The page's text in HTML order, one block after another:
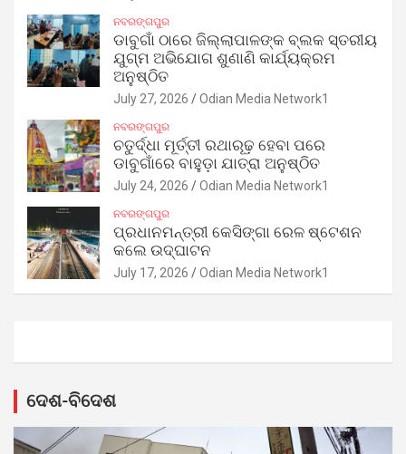
ନବରଙ୍ଗପୁର
ଡାବୁଗାଁ ଠାରେ ଜିଲ୍ଲାପାଳଙ୍କ ବ୍ଲକ ସ୍ତରୀୟ
ଯୁଗ୍ମ ଅଭିଯୋଗ ଶୁଣାଣି କାର୍ଯ୍ୟକ୍ରମ
ଅନୁଷ୍ଠିତ
July 27, 2026 Odian Media Network1
ନବରଙ୍ଗପୁର
ଚତୁର୍ଦ୍ଧା ମୂର୍ତ୍ତୀ ରଥାରୂଢ଼ ହେବା ପରେ
ଡାବୁଗାଁରେ ବାହୁଡ଼ା ଯାତ୍ରା ଅନୁଷ୍ଠିତ
July 24, 2026 Odian Media Network1
ନବରଙ୍ଗପୁର
ପ୍ରଧାନମନ୍ତ୍ରୀ କେସିଙ୍ଗା ରେଳ ଷ୍ଟେଶନ
କଲେ ଉଦ୍‌ଘାଟନ
July 17, 2026 Odian Media Network1
ଦେଶ-ବିଦେଶ